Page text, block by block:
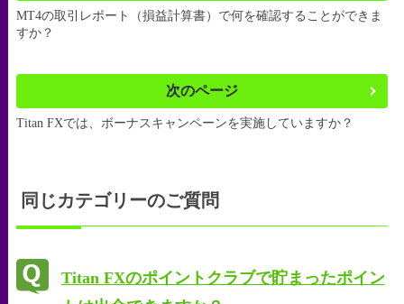
MT4の取引レポート（損益計算書）で何を確認することができま
すか？
次のページ
Titan FXでは、ボーナスキャンペーンを実施していますか？
同じカテゴリーのご質問
Titan FXのポイントクラブで貯まったポイン